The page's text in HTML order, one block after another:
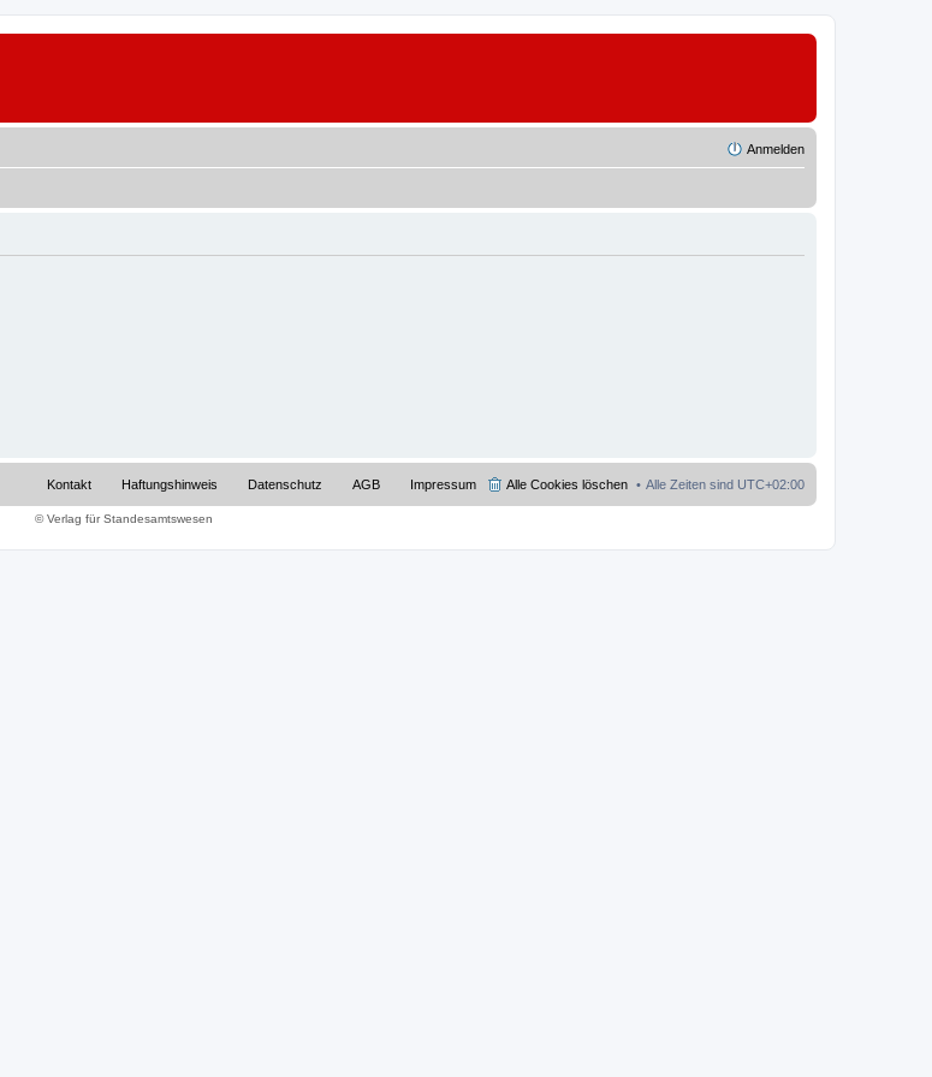
Anmelden
Alle Zeiten sind UTC+02:00
Alle Cookies löschen
Impressum
AGB
Datenschutz
Haftungshinweis
Kontakt
© Verlag für Standesamtswesen